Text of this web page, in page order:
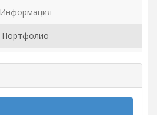
Информация
Портфолио